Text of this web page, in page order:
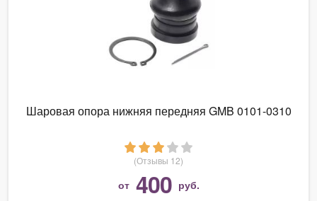
Шаровая опора нижняя передняя GMB 0101-0310
(Отзывы 12)
от 400 руб.